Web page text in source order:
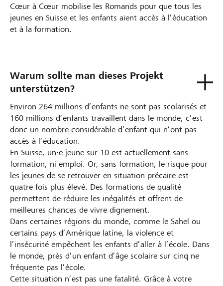
Cœur à Cœur mobilise les Romands pour que tous les
jeunes en Suisse et les enfants aient accès à l’éducation
et à la formation.
Warum sollte man dieses Projekt
unterstützen?
Environ 264 millions d’enfants ne sont pas scolarisés et
160 millions d’enfants travaillent dans le monde, c’est
donc un nombre considérable d’enfant qui n’ont pas
accès à l’éducation.
En Suisse, un·e jeune sur 10 est actuellement sans
formation, ni emploi. Or, sans formation, le risque pour
les jeunes de se retrouver en situation précaire est
quatre fois plus élevé. Des formations de qualité
permettent de réduire les inégalités et offrent de
meilleures chances de vivre dignement.
Dans certaines régions du monde, comme le Sahel ou
certains pays d’Amérique latine, la violence et
l’insécurité empêchent les enfants d’aller à l’école. Dans
le monde, près d’un enfant d’âge scolaire sur cinq ne
fréquente pas l’école.
Cette situation n’est pas une fatalité. Grâce à votre